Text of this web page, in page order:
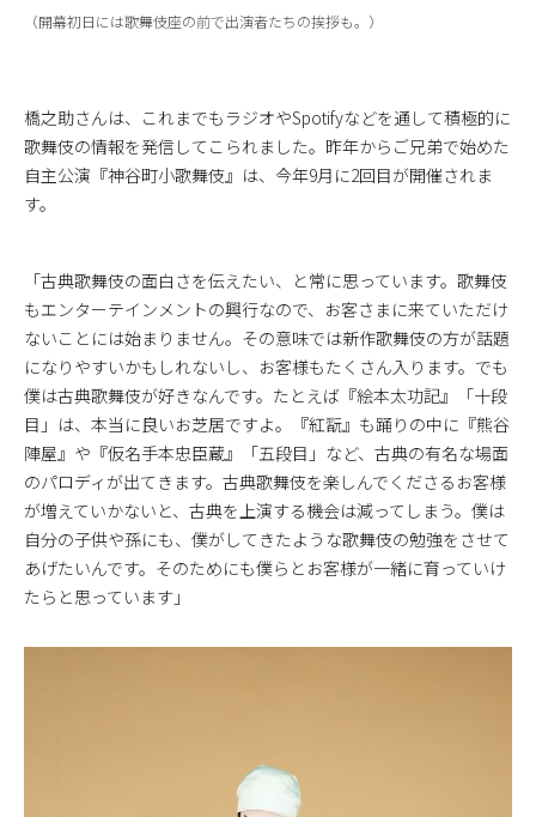
（開幕初日には歌舞伎座の前で出演者たちの挨拶も。）
橋之助さんは、これまでもラジオやSpotifyなどを通して積極的に
歌舞伎の情報を発信してこられました。昨年からご兄弟で始めた
自主公演『神谷町小歌舞伎』は、今年9月に2回目が開催されま
す。
「古典歌舞伎の面白さを伝えたい、と常に思っています。歌舞伎
もエンターテインメントの興行なので、お客さまに来ていただけ
ないことには始まりません。その意味では新作歌舞伎の方が話題
になりやすいかもしれないし、お客様もたくさん入ります。でも
僕は古典歌舞伎が好きなんです。たとえば『絵本太功記』「十段
目」は、本当に良いお芝居ですよ。『紅翫』も踊りの中に『熊谷
陣屋』や『仮名手本忠臣蔵』「五段目」など、古典の有名な場面
のパロディが出てきます。古典歌舞伎を楽しんでくださるお客様
が増えていかないと、古典を上演する機会は減ってしまう。僕は
自分の子供や孫にも、僕がしてきたような歌舞伎の勉強をさせて
あげたいんです。そのためにも僕らとお客様が一緒に育っていけ
たらと思っています」